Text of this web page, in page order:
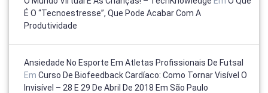
É O “tecnoestresse”, Que Pode Acabar Com A
Produtividade
Ansiedade No Esporte Em Atletas Profissionais De Futsal
Em Curso De Biofeedback Cardíaco: Como Tornar Visível O
Invisível – 28 E 29 De Abril De 2018 Em São Paulo